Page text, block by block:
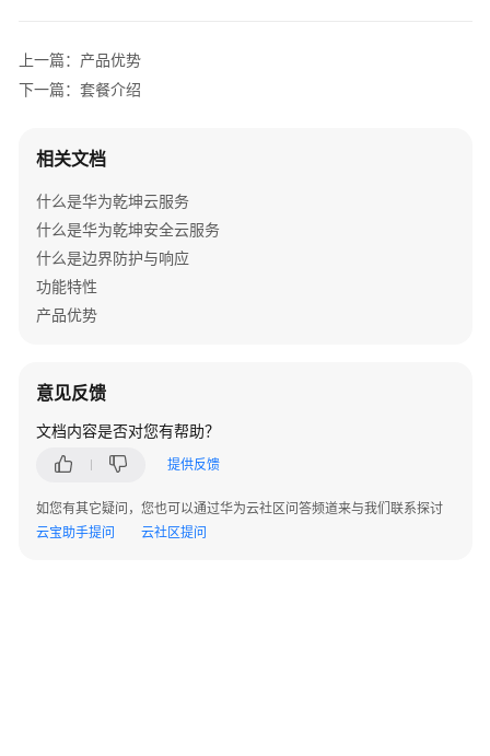
华
为
解
方
案
华
为
APP
华
坤-
租
上一篇：产品优势
下一篇：套餐介绍
相关文档
什么是华为乾坤云服务
什么是华为乾坤安全云服务
什么是边界防护与响应
功能特性
产品优势
意见反馈
文档内容是否对您有帮助？
提供反馈
如您有其它疑问，您也可以通过华为云社区问答频道来与我们联系探讨
云宝助手提问
云社区提问